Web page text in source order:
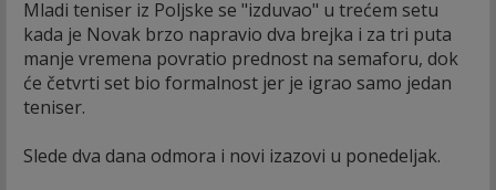
Mladi teniser iz Poljske se "izduvao" u trećem setu
kada je Novak brzo napravio dva brejka i za tri puta
manje vremena povratio prednost na semaforu, dok
će četvrti set bio formalnost jer je igrao samo jedan
teniser.
Slede dva dana odmora i novi izazovi u ponedeljak.